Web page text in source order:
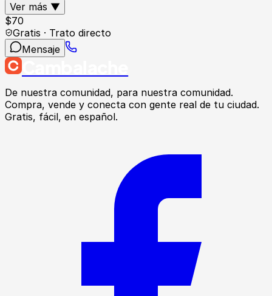
Ver más ▼
$70
Gratis · Trato directo
Mensaje
De nuestra comunidad, para nuestra comunidad.
Compra, vende y conecta con gente real de tu ciudad.
Gratis, fácil, en español.